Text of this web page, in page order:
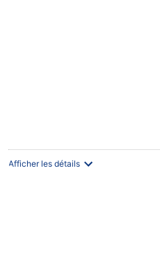
Afficher les détails